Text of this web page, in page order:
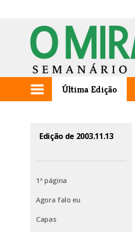
Última Edição
Edição de 2003.11.13
1ª página
Agora falo eu
Capas